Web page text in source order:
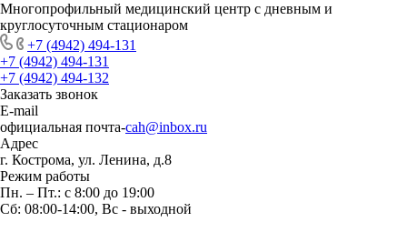
Многопрофильный медицинский центр с дневным и
круглосуточным стационаром
+7 (4942) 494-131
+7 (4942) 494-131
+7 (4942) 494-132
Заказать звонок
E-mail
официальная почта-cah@inbox.ru
Адрес
г. Кострома, ул. Ленина, д.8
Режим работы
Пн. – Пт.: с 8:00 до 19:00
Сб: 08:00-14:00, Вс - выходной